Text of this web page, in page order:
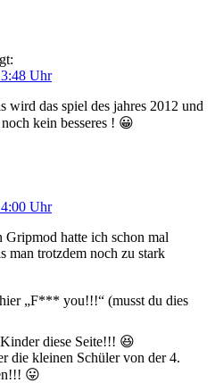
Uhr
wird das spiel des jahres 2012 und
kein besseres ! 😀
Uhr
hatte ich schon mal
man trotzdem noch zu stark
„F*** you!!!“ (musst du dies
diese Seite!!! 😆
die kleinen Schüler von der 4.
😛